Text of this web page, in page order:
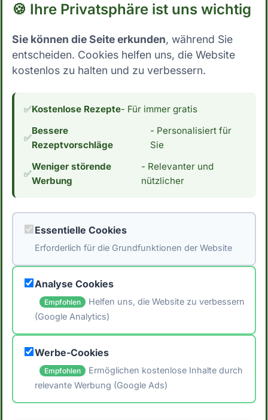
stark variieren können, je nachdem, welche
Berechnungen verwendet werden. Zudem
kann auch die Art und Weise, wie der Körper
auf Lebensmittel reagiert, von Person zu
besten, sich auf eine ausgewogene und
konzentrieren und nicht ausschließlich auf
diese Formeln zu verlassen. *Hinweis: Die
Daten stammen aus der [Schweizer
Nährwertdatenbank]
Fehler wird keine Haftung übernommen. Ziehe
immer verschiedene Quellen heran und
konsultiere einen Arzt oder Ernährungsberater.
um individuelle Empfehlungen zu erhalten.*
🖨️ Artikel drucken
← Zurück zum Blog
🍪 Ihre Privatsphäre ist uns wichtig
Sie können die Seite erkunden, während Sie
entscheiden. Cookies helfen uns, die Website
kostenlos zu halten und zu verbessern.
✅Kostenlose Rezepte- Für immer gratis
✅
Bessere
Rezeptvorschläge
- Personalisiert für
Sie
✅
Weniger störende
Werbung
- Relevanter und
nützlicher
Essentielle Cookies
Erforderlich für die Grundfunktionen der Website
Analyse Cookies
Empfohlen
Helfen uns, die Website zu verbessern
(Google Analytics)
Werbe-Cookies
Empfohlen
Ermöglichen kostenlose Inhalte durch
relevante Werbung (Google Ads)